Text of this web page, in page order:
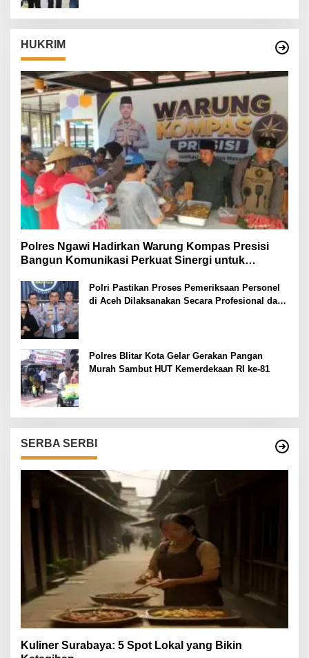
HUKRIM
Polres Ngawi Hadirkan Warung Kompas Presisi
Bangun Komunikasi Perkuat Sinergi untuk
Polri Pastikan Proses Pemeriksaan Personel
di Aceh Dilaksanakan Secara Profesional dan
Polres Blitar Kota Gelar Gerakan Pangan
Murah Sambut HUT Kemerdekaan RI ke-81
SERBA SERBI
Kuliner Surabaya: 5 Spot Lokal yang Bikin